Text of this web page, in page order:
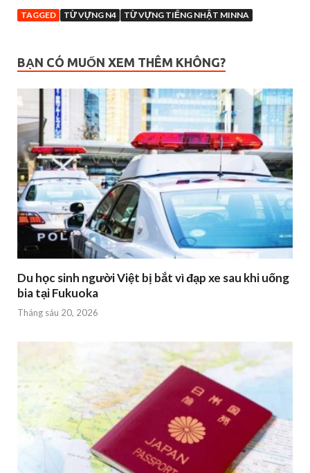
TAGGED TỪ VỰNG N4 TỪ VỰNG TIẾNG NHẬT MINNA
BẠN CÓ MUỐN XEM THÊM KHÔNG?
Du học sinh người Việt bị bắt vì đạp xe sau khi uống
bia tại Fukuoka
Tháng sáu 20, 2026